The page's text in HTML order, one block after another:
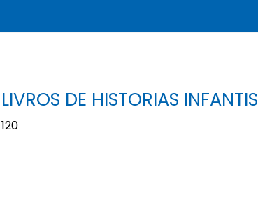
LIVROS DE HISTORIAS INFANTIS
120